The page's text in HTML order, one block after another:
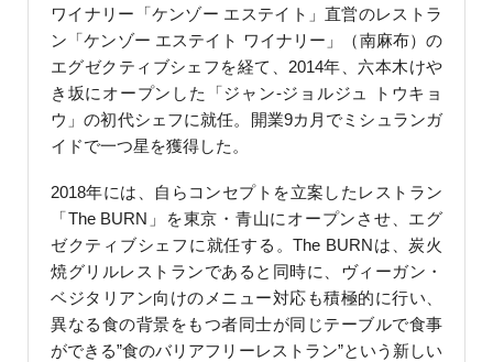
ワイナリー「ケンゾー エステイト」直営のレストラ
ン「ケンゾー エステイト ワイナリー」（南麻布）の
エグゼクティブシェフを経て、2014年、六本木けや
き坂にオープンした「ジャン-ジョルジュ トウキョ
ウ」の初代シェフに就任。開業9カ月でミシュランガ
イドで一つ星を獲得した。
2018年には、自らコンセプトを立案したレストラン
「The BURN」を東京・青山にオープンさせ、エグ
ゼクティブシェフに就任する。The BURNは、炭火
焼グリルレストランであると同時に、ヴィーガン・
ベジタリアン向けのメニュー対応も積極的に行い、
異なる食の背景をもつ者同士が同じテーブルで食事
ができる”食のバリアフリーレストラン”という新しい